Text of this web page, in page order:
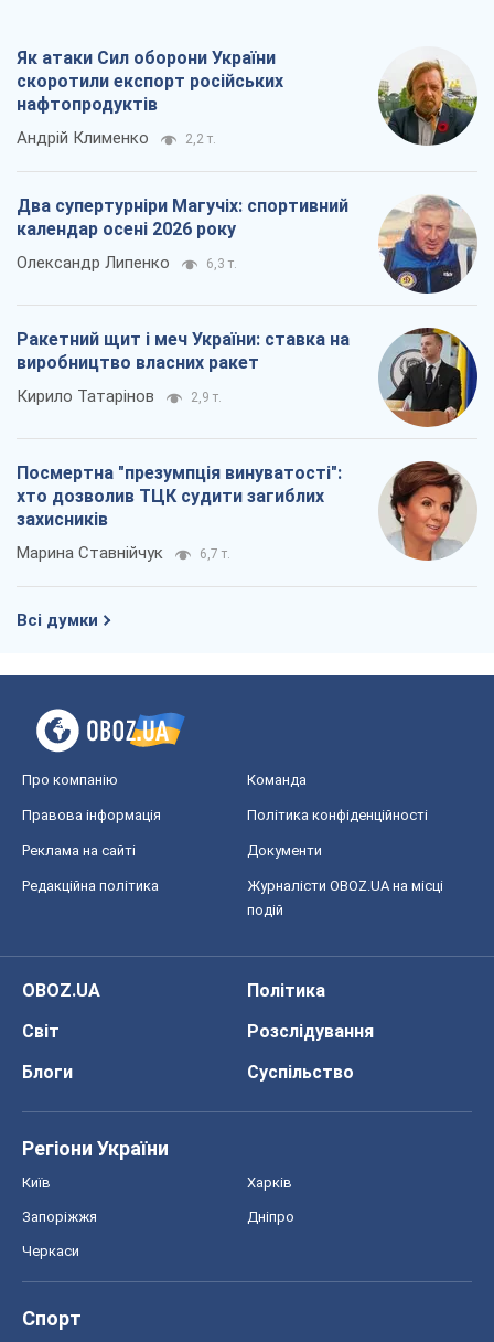
Як атаки Сил оборони України
скоротили експорт російських
нафтопродуктів
Андрій Клименко 2,2 т.
Два супертурніри Магучіх: спортивний
календар осені 2026 року
Олександр Липенко 6,3 т.
Ракетний щит і меч України: ставка на
виробництво власних ракет
Кирило Татарінов 2,9 т.
Посмертна "презумпція винуватості":
хто дозволив ТЦК судити загиблих
захисників
Марина Ставнійчук 6,7 т.
Всі думки
Про компанію Команда
Правова інформація Політика конфіденційності
Реклама на сайті Документи
Редакційна політика
Журналісти OBOZ.UA на місці
подій
OBOZ.UA
Політика
Світ
Розслідування
Блоги
Суспільство
Регіони України
Київ Харків
Запоріжжя Дніпро
Черкаси
Спорт